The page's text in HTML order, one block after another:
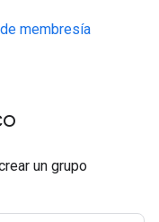
membresía
un grupo